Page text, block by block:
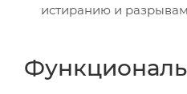
истиранию и